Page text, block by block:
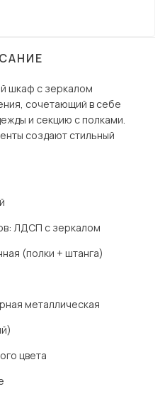
шкаф с зеркалом
сочетающий в себе
и секцию с полками.
создают стильный
ЛДСП с зеркалом
(полки + штанга)
металлическая
цвета